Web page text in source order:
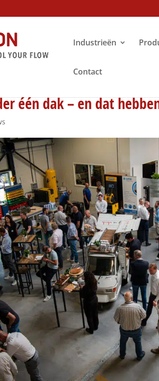
Industrieën
Contact
één dak – en dat